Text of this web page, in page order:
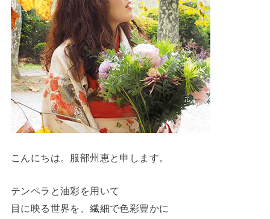
こんにちは。服部州恵と申します。
テンペラと油彩を用いて
目に映る世界を、繊細で色彩豊かに